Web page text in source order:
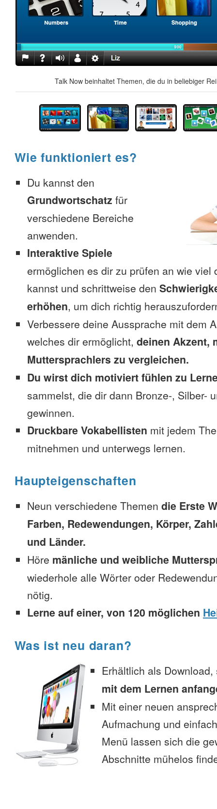
Talk Now beinhaltet Themen, die du in beliebiger
Wie funktioniert es?
Du kannst den
Grundwortschatz für
verschiedene Bereiche
anwenden.
Interaktive Spiele
ermöglichen es dir zu prüfen an wie viel
kannst und schrittweise den
erhöhen, um dich richtig
Verbessere deine Aussprache mit dem
welches dir ermöglicht, deinen Akzent,
Muttersprachlers zu vergleichen.
Du wirst dich motiviert fühlen zu
sammelst, die dir dann Bronze-, Silber-
gewinnen.
Druckbare Vokabellisten mit jedem
mitnehmen und unterwegs lernen.
Haupteigenschaften
Neun verschiedene Themen die Erste
Farben, Redewendungen, Körper,
und Länder.
Höre mänliche und weibliche
wiederhole alle Wörter oder
nötig.
Lerne auf einer, von 120 möglichen
Was ist neu daran?
Erhältlich als
mit dem Lernen
Mit einer neuen
Aufmachung und
Menü lassen sich die
Abschnitte mühelos